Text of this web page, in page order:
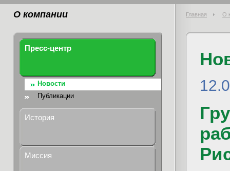
О компании Главная О
Пресс-центр
Новости
Публикации
История
Миссия